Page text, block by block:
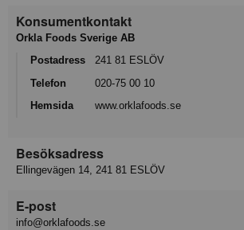
Konsumentkontakt
Orkla Foods Sverige AB
Postadress
241 81 ESLÖV
Telefon
020-75 00 10
Hemsida
www.orklafoods.se
Besöksadress
Ellingevägen 14, 241 81 ESLÖV
E-post
info@orklafoods.se